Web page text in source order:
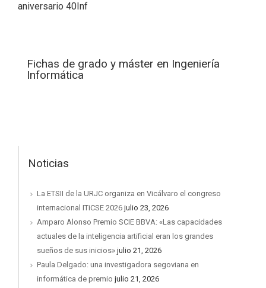
aniversario 40Inf
Fichas de grado y máster en Ingeniería
Informática
Noticias
La ETSII de la URJC organiza en Vicálvaro el congreso
internacional ITiCSE 2026 julio 23, 2026
Amparo Alonso Premio SCIE BBVA: «Las capacidades
actuales de la inteligencia artificial eran los grandes
sueños de sus inicios» julio 21, 2026
Paula Delgado: una investigadora segoviana en
informática de premio julio 21, 2026